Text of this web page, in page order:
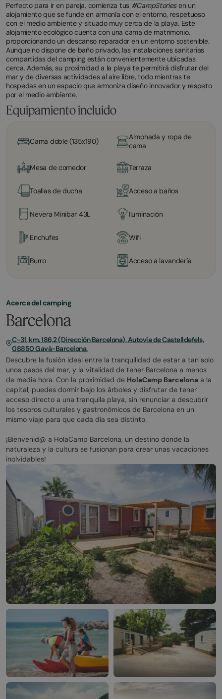
Perfecto para ir en pareja, comienza tus #CampStoriesen un
alojamiento que se funde en armonía con el entorno, respetuoso
con el medio ambiente y situado muy cerca de la playa. Este
alojamiento ecológico cuenta con una cama de matrimonio,
proporcionando un descanso reparador en un entorno sostenible.
Aunque no dispone de baño privado, las instalaciones sanitarias
compartidas del camping están convenientemente ubicadas
cerca. Además, su proximidad a la playa te permitirá disfrutar del
mar y de diversas actividades al aire libre, todo mientras te
hospedas en un espacio que armoniza diseño innovador y respeto
por el medio ambiente.
Equipamiento incluido
Cama doble (135x190)
Almohada y ropa de
cama
Mesa de comedor Terraza
Toallas de ducha Acceso a baños
Nevera Minibar 43L Iluminación
Enchufes Wifi
Burro Acceso a lavandería
Acerca del camping
Barcelona
C-31, km. 186,2 (Dirección Barcelona), Autovía de Castelldefels,
08850 Gavà-Barcelona.
Descubre la fusión ideal entre la tranquilidad de estar a tan solo
unos pasos del mar, y la vitalidad de tener Barcelona a menos
de media hora. Con la proximidad de HolaCamp Barcelona a la
capital, puedes dormir bajo los árboles y disfrutar de tener
acceso directo a una tranquila playa, sin renunciar a descubrir
los tesoros culturales y gastronómicos de Barcelona en un
mismo viaje para que cada día sea distinto.
¡Bienvenid@ a HolaCamp Barcelona, un destino donde la
naturaleza y la cultura se fusionan para crear unas vacaciones
inolvidables!